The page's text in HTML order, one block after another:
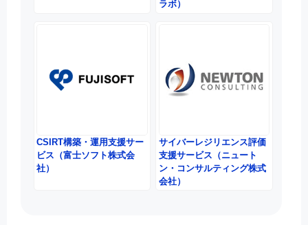
ラボ）
CSIRT構築・運用支援サー
ビス（富士ソフト株式会
社）
サイバーレジリエンス評価
支援サービス（ニュート
ン・コンサルティング株式
会社）